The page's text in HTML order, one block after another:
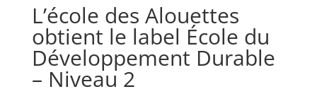
L’école des Alouettes
obtient le label École du
Développement Durable
– Niveau 2